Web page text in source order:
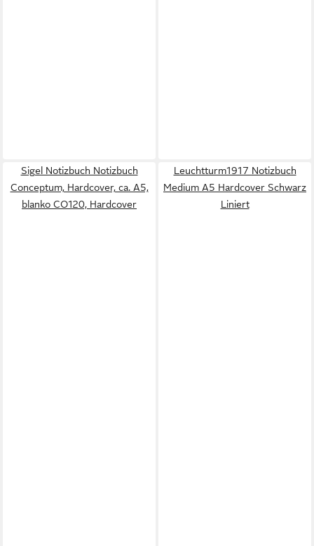
Sigel Notizbuch Notizbuch
Conceptum, Hardcover, ca. A5,
blanko CO120, Hardcover
Leuchtturm1917 Notizbuch
Medium A5 Hardcover Schwarz
Liniert